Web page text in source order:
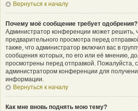
Вернуться к началу
Почему моё сообщение требует одобрения?
Администратор конференции может решить,
предварительного просмотра перед
также, что администратор включил вас в
сообщения которых, по его или её мнению,
просмотрены перед отправкой. Пожалуйста,
администратором конференции для
информации.
Вернуться к началу
Как мне вновь поднять мою тему?